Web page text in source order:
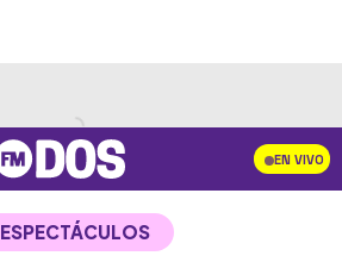
EN VIVO
ESPECTÁCULOS